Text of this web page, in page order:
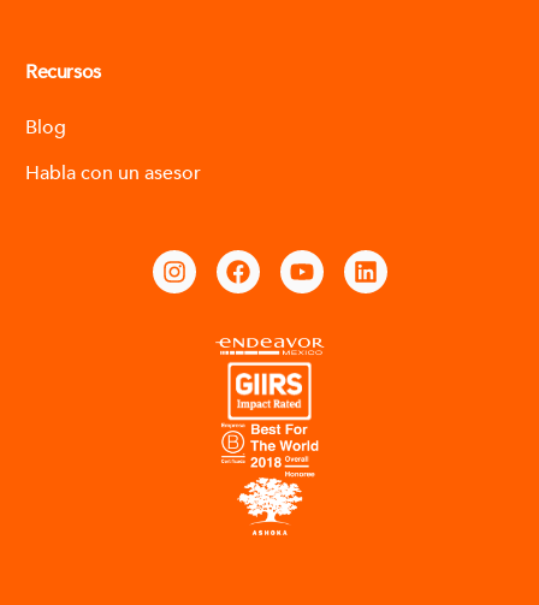
Recursos
Blog
Habla con un asesor